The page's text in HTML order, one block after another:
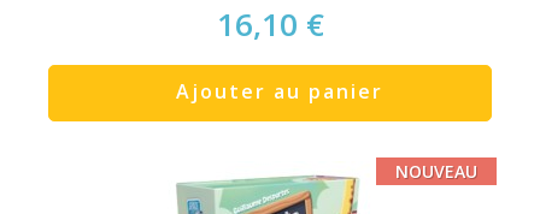
16,10 €
Ajouter au panier
NOUVEAU